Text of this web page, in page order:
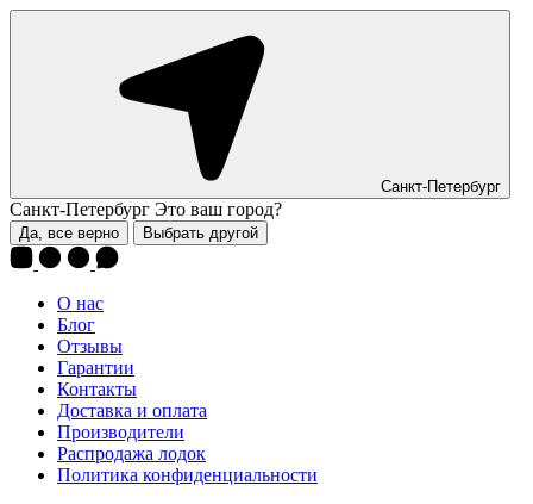
Санкт-Петербург
Санкт-Петербург Это ваш город?
Да, все верно Выбрать другой
О нас
Блог
Отзывы
Гарантии
Контакты
Доставка и оплата
Производители
Распродажа лодок
Политика конфиденциальности